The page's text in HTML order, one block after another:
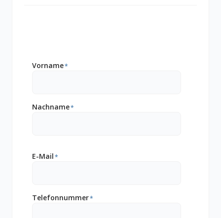
Vorname*
Nachname*
E-Mail*
Telefonnummer*